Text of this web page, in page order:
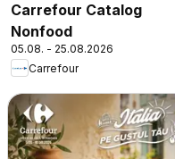
Carrefour Catalog
Nonfood
05.08. - 25.08.2026
Carrefour